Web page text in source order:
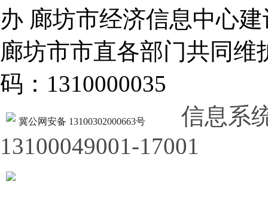
办 廊坊市经济信息中心建
廊坊市市直各部门共同
码：1310000035
冀公网安备 13100302000663号
信息系
13100049001-17001